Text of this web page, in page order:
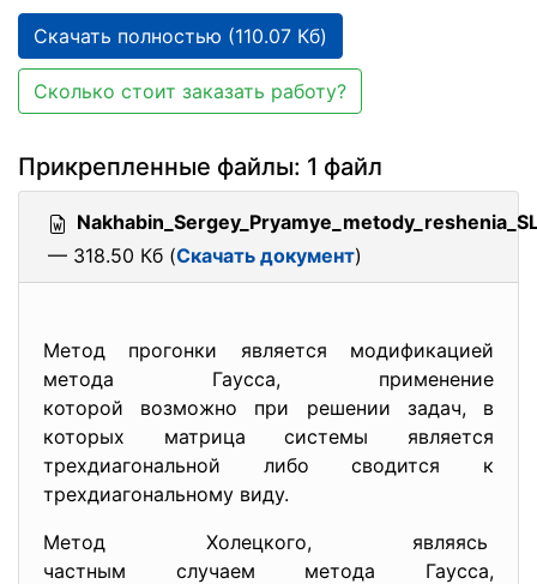
Скачать полностью (110.07 Кб)
Сколько стоит заказать работу?
Прикрепленные файлы: 1 файл
— 318.50 Кб (Скачать документ)
Метод прогонки является модификацией
метода Гаусса, применение
которой возможно при решении задач, в
которых матрица системы является
трехдиагональной либо сводится к
трехдиагональному виду.
Метод Холецкого, являясь
частным случаем метода Гаусса,